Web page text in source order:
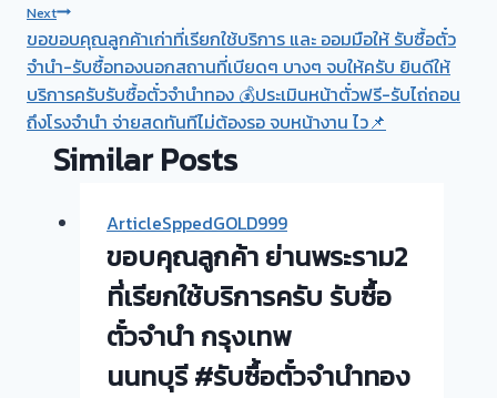
Next
ขอขอบคุณลูกค้าเก่าที่เรียกใช้บริการ และ ออมมือให้ รับซื้อตั๋ว
จำนำ-รับซื้อทองนอกสถานที่เบียดๆ บางๆ จบให้ครับ ยินดีให้
บริการครับรับซื้อตั๋วจำนำทอง 💰ประเมินหน้าตั๋วฟรี-รับไถ่ถอน
ถึงโรงจำนำ จ่ายสดทันทีไม่ต้องรอ จบหน้างาน ไว📌
Similar Posts
ArticleSppedGOLD999
ขอบคุณลูกค้า ย่านพระราม2
ที่เรียกใช้บริการครับ รับซื้อ
ตั๋วจำนำ กรุงเทพ
นนทบุรี #รับซื้อตั๋วจำนำทอง